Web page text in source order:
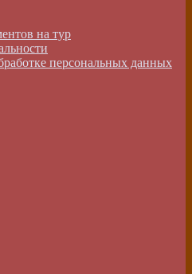
на тур
персональных данных